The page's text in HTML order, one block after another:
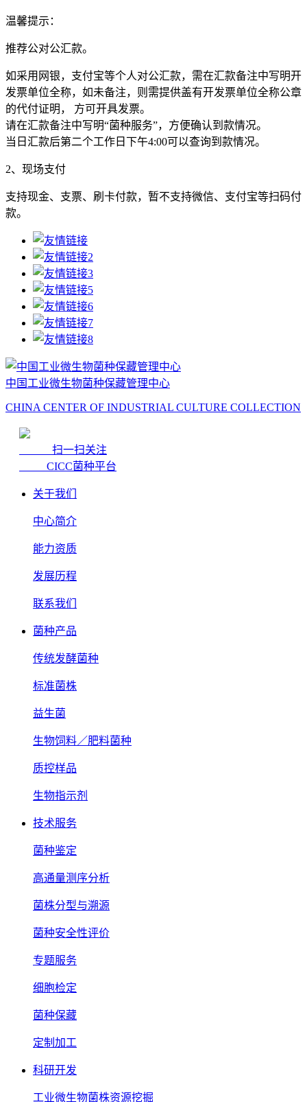
温馨提示：
推荐公对公汇款。
如采用网银，支付宝等个人对公汇款，需在汇款备注中写明开
发票单位全称，如未备注，则需提供盖有开发票单位全称公章
的代付证明， 方可开具发票。
请在汇款备注中写明“菌种服务”，方便确认到款情况。
当日汇款后第二个工作日下午4:00可以查询到款情况。
2、现场支付
支持现金、支票、刷卡付款，暂不支持微信、支付宝等扫码付
款。
中国工业微生物菌种保藏管理中心
CHINA CENTER OF INDUSTRIAL CULTURE COLLECTION
扫一扫关注
CICC菌种平台
关于我们
中心简介
能力资质
发展历程
联系我们
菌种产品
传统发酵菌种
标准菌株
益生菌
生物饲料／肥料菌种
质控样品
生物指示剂
技术服务
菌种鉴定
高通量测序分析
菌株分型与溯源
菌种安全性评价
专题服务
细胞检定
菌种保藏
定制加工
科研开发
工业微生物菌株资源挖掘